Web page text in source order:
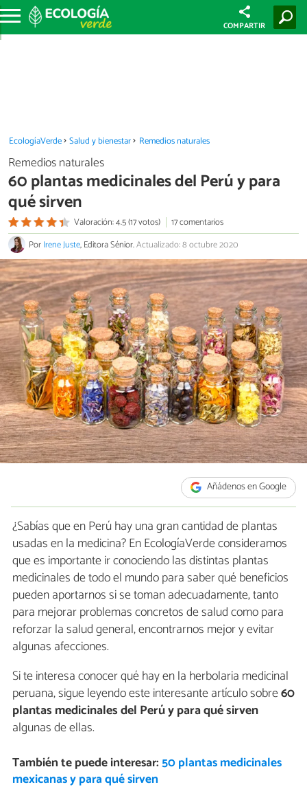
COMPARTIR
EcologíaVerde Salud y bienestar Remedios naturales
Remedios naturales
60 plantas medicinales del Perú y para
qué sirven
Valoración: 4.5 (17 votos)
17 comentarios
PorIrene Juste, Editora Sénior.Actualizado: 8 octubre 2020
Añádenos en Google
¿Sabías que en Perú hay una gran cantidad de plantas
usadas en la medicina? En EcologíaVerde consideramos
que es importante ir conociendo las distintas plantas
medicinales de todo el mundo para saber qué beneficios
pueden aportarnos si se toman adecuadamente, tanto
para mejorar problemas concretos de salud como para
reforzar la salud general, encontrarnos mejor y evitar
algunas afecciones.
Si te interesa conocer qué hay en la herbolaria medicinal
peruana, sigue leyendo este interesante artículo sobre60
plantas medicinales del Perú y para qué sirven
algunas de ellas.
También te puede interesar:50 plantas medicinales
mexicanas y para qué sirven